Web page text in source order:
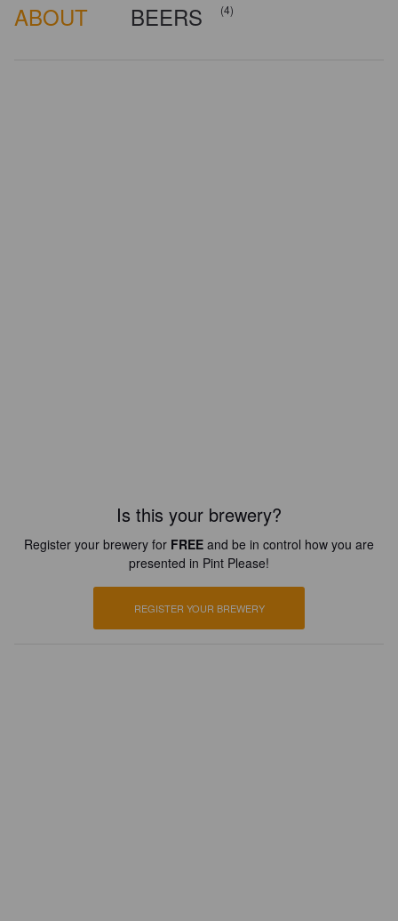
ABOUT BEERS (4)
Is this your brewery?
Register your brewery for FREE and be in control how you are
presented in Pint Please!
REGISTER YOUR BREWERY